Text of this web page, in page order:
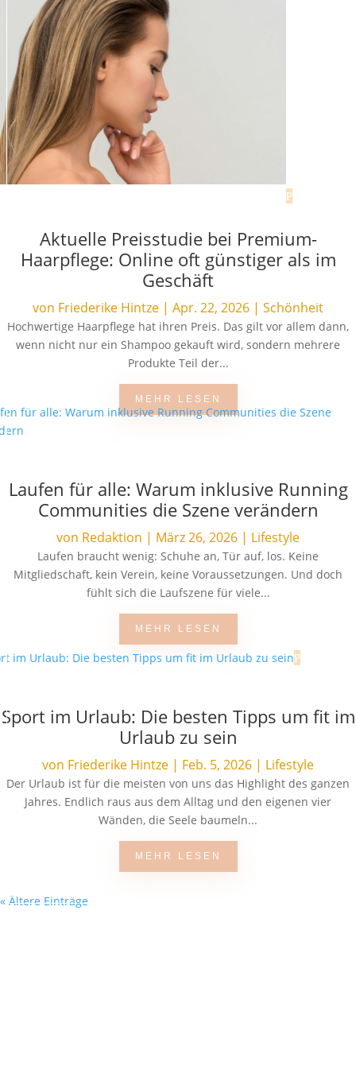
Aktuelle Preisstudie bei Premium-
Haarpflege: Online oft günstiger als im
Geschäft
von Friederike Hintze | Apr. 22, 2026 | Schönheit
Hochwertige Haarpflege hat ihren Preis. Das gilt vor allem dann,
wenn nicht nur ein Shampoo gekauft wird, sondern mehrere
Produkte Teil der...
MEHR LESEN
Laufen für alle: Warum inklusive Running
Communities die Szene verändern
von Redaktion | März 26, 2026 | Lifestyle
Laufen braucht wenig: Schuhe an, Tür auf, los. Keine
Mitgliedschaft, kein Verein, keine Voraussetzungen. Und doch
fühlt sich die Laufszene für viele...
MEHR LESEN
Sport im Urlaub: Die besten Tipps um fit im
Urlaub zu sein
von Friederike Hintze | Feb. 5, 2026 | Lifestyle
Der Urlaub ist für die meisten von uns das Highlight des ganzen
Jahres. Endlich raus aus dem Alltag und den eigenen vier
Wänden, die Seele baumeln...
MEHR LESEN
« Ältere Einträge